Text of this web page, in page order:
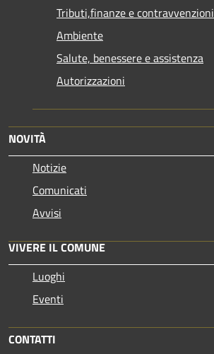
Tributi,finanze e contravvenzioni
Ambiente
Salute, benessere e assistenza
Autorizzazioni
NOVITÀ
Notizie
Comunicati
Avvisi
VIVERE IL COMUNE
Luoghi
Eventi
CONTATTI